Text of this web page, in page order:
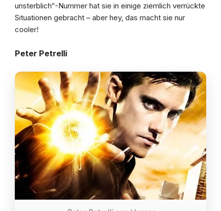
unsterblich“-Nummer hat sie in einige ziemlich verrückte
Situationen gebracht – aber hey, das macht sie nur
cooler!
Peter Petrelli